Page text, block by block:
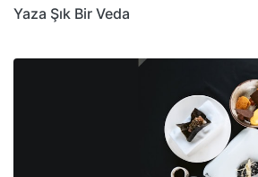
Yaza Şık Bir Veda